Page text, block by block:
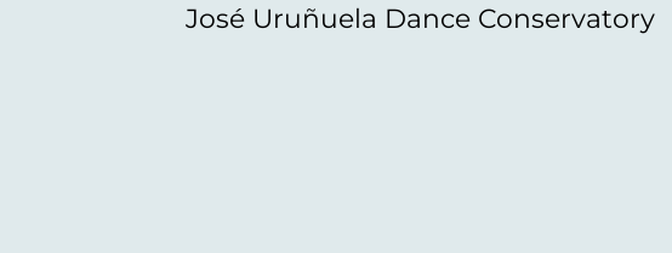
José Uruñuela Dance Conservatory